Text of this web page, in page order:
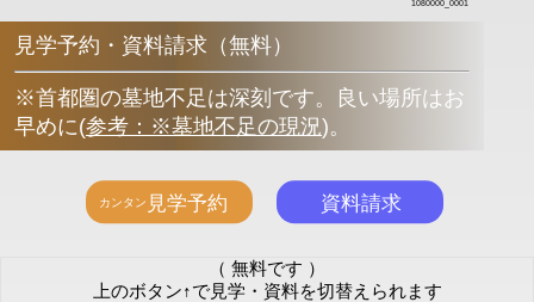
1080000_0001
見学予約・資料請求（無料）
※首都圏の墓地不足は深刻です。良い場所はお
早めに(参考：※墓地不足の現況)。
（ 無料です ）
上のボタン↑で見学・資料を切替えられます